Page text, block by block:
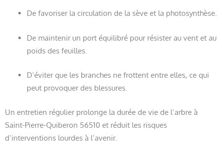
De favoriser la circulation de la sève et la photosynthèse.
De maintenir un port équilibré pour résister au vent et au
poids des feuilles.
D’éviter que les branches ne frottent entre elles, ce qui
peut provoquer des blessures.
Un entretien régulier prolonge la durée de vie de l’arbre à
Saint-Pierre-Quiberon 56510 et réduit les risques
d’interventions lourdes à l’avenir.